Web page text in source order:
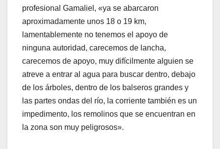
profesional Gamaliel, «ya se abarcaron
aproximadamente unos 18 o 19 km,
lamentablemente no tenemos el apoyo de
ninguna autoridad, carecemos de lancha,
carecemos de apoyo, muy difícilmente alguien se
atreve a entrar al agua para buscar dentro, debajo
de los árboles, dentro de los balseros grandes y
las partes ondas del río, la corriente también es un
impedimento, los remolinos que se encuentran en
la zona son muy peligrosos».